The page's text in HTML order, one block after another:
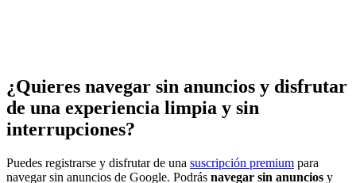
¿Quieres navegar sin anuncios y disfrutar
de una experiencia limpia y sin
interrupciones?
Puedes registrarse y disfrutar de una suscripción premium para
navegar sin anuncios de Google. Podrás navegar sin anuncios y